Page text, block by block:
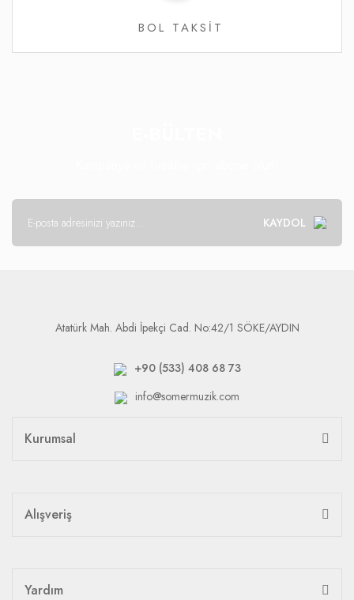
BOL TAKSİT
KAYDOL
Atatürk Mah. Abdi İpekçi Cad. No:42/1 SÖKE/AYDIN
+90 (533) 408 68 73
info@somermuzik.com
Kurumsal
Alışveriş
Yardım